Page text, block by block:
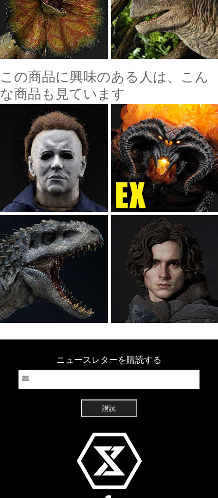
この商品に興味のある人は、こん
な商品も見ています
ニュースレターを購読する
購読